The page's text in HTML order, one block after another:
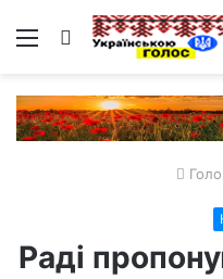
Меню Пошук
Раді